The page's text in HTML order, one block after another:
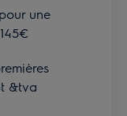
une
&tva